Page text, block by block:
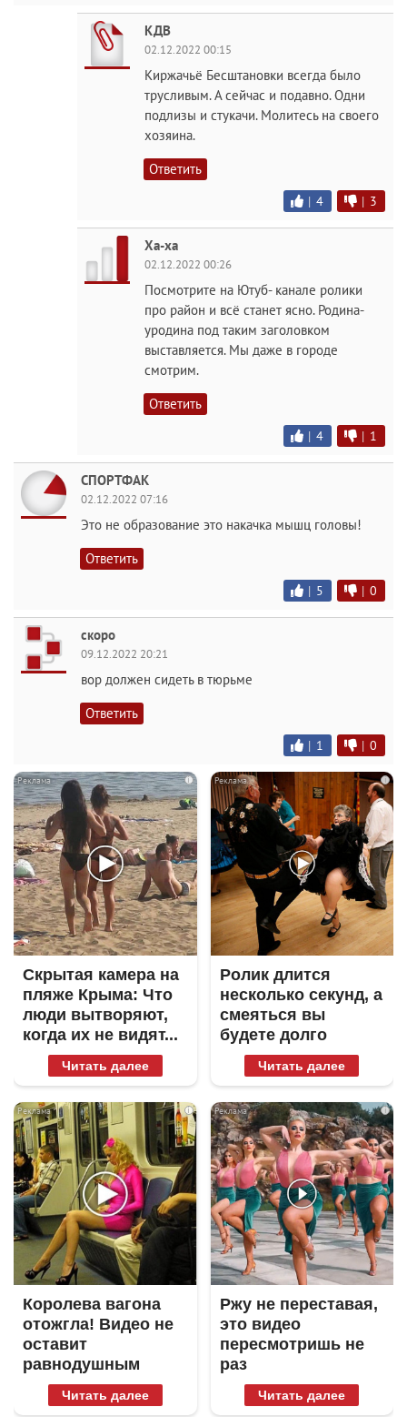
КДВ
02.12.2022 00:15
Киржачьё Бесштановки всегда было
трусливым. А сейчас и подавно. Одни
подлизы и стукачи. Молитесь на своего
хозяина.
Ответить
| 4 | 3
Ха-ха
02.12.2022 00:26
Посмотрите на Ютуб- канале ролики
про район и всё станет ясно. Родина-
уродина под таким заголовком
выставляется. Мы даже в городе
смотрим.
Ответить
| 4 | 1
СПОРТФАК
02.12.2022 07:16
Это не образование это накачка мышц головы!
Ответить
| 5 | 0
скоро
09.12.2022 20:21
вор должен сидеть в тюрьме
Ответить
| 1 | 0
i
Скрытая камера на
пляже Крыма: Что
люди вытворяют,
когда их не видят...
Читать далее
i
Ролик длится
несколько секунд, а
смеяться вы
будете долго
Читать далее
i
Королева вагона
отожгла! Видео не
оставит
равнодушным
Читать далее
i
Ржу не переставая,
это видео
пересмотришь не
раз
Читать далее